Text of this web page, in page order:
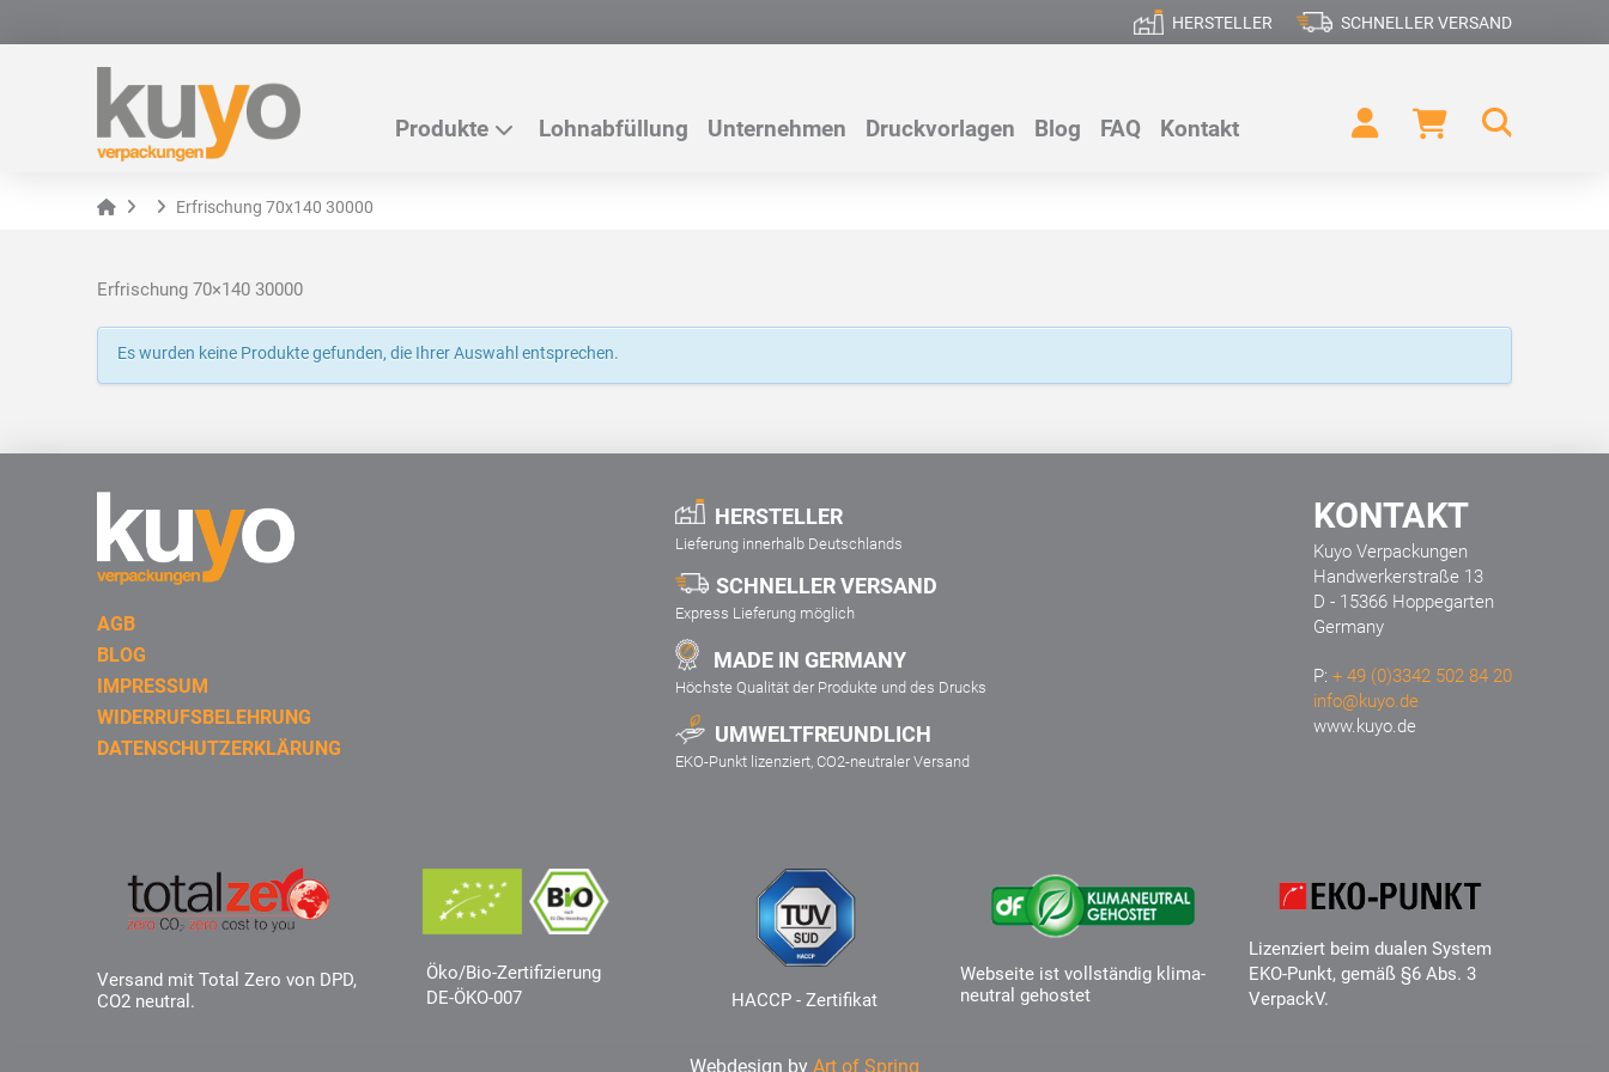
HERSTELLER SCHNELLER VERSAND
Produkte Lohnabfüllung Unternehmen Druckvorlagen Blog FAQ Kontakt
Home Erfrischung 70x140 30000
Erfrischung 70×140 30000
Es wurden keine Produkte gefunden, die Ihrer Auswahl entsprechen.
AGB
BLOG
IMPRESSUM
WIDERRUFSBELEHRUNG
DATENSCHUTZERKLÄRUNG
HERSTELLER
Lieferung innerhalb Deutschlands
SCHNELLER VERSAND
Express Lieferung möglich
MADE IN GERMANY
Höchste Qualität der Produkte und des Drucks
UMWELTFREUNDLICH
EKO-Punkt lizenziert, CO2-neutraler Versand
KONTAKT
Kuyo Verpackungen
Handwerkerstraße 13
D - 15366 Hoppegarten
Germany
P:+ 49 (0)3342 502 84 20
info@kuyo.de
www.kuyo.de
Versand mit Total Zero von DPD,
CO2 neutral.
Öko/Bio-Zertifizierung
DE-ÖKO-007
HACCP - Zertifikat
Webseite ist vollständig klima-
neutral gehostet
Lizenziert beim dualen System
EKO-Punkt, gemäß §6 Abs. 3
VerpackV.
Webdesign by Art of Spring